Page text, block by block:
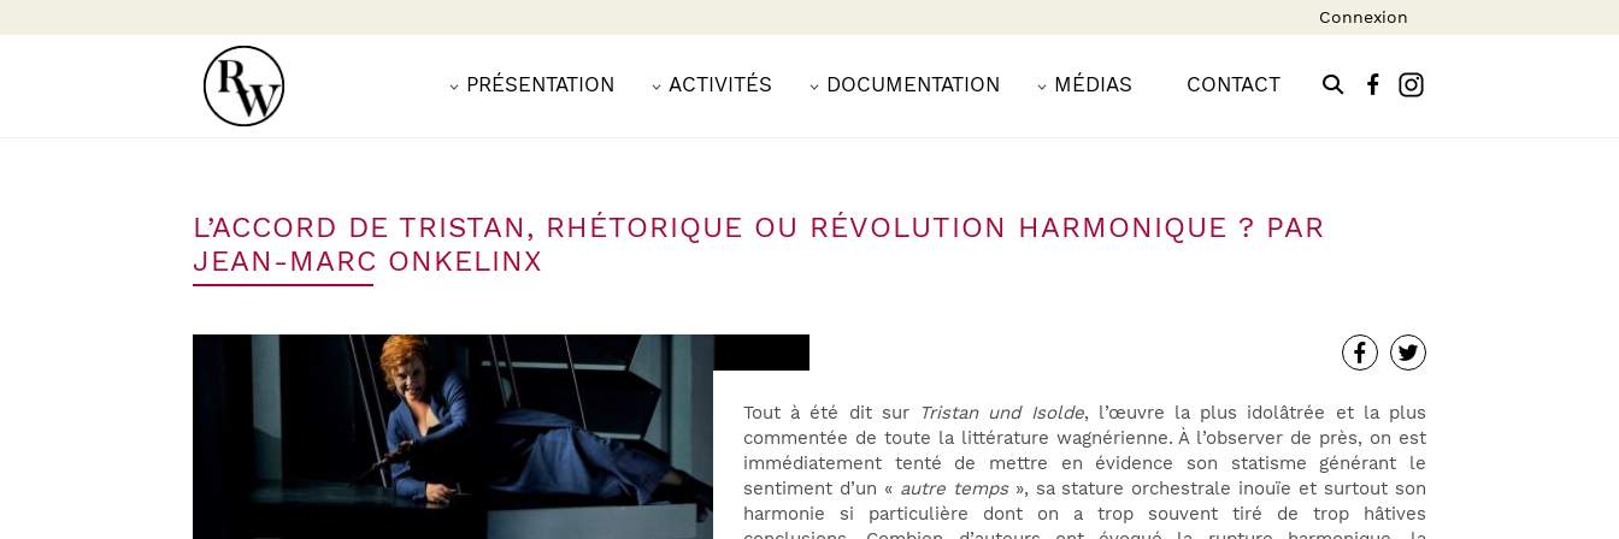
Connexion
PRÉSENTATION ACTIVITÉS DOCUMENTATION MÉDIAS CONTACT
L’ACCORD DE TRISTAN, RHÉTORIQUE OU RÉVOLUTION HARMONIQUE ? PAR
JEAN-MARC ONKELINX
Tout à été dit sur Tristan und Isolde, l’œuvre la plus idolâtrée et la plus
commentée de toute la littérature wagnérienne. À l’observer de près, on est
immédiatement tenté de mettre en évidence son statisme générant le
sentiment d’un « autre temps», sa stature orchestrale inouïe et surtout son
harmonie si particulière dont on a trop souvent tiré de trop hâtives